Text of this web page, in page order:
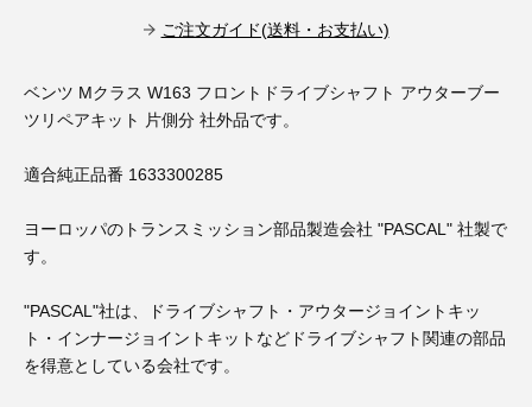
ホイールロック取り外しツール（6）
ライト関連（6）
ご注文ガイド(送料・お支払い)
ベンツ Mクラス W163 フロントドライブシャフト アウターブー
ツリペアキット 片側分 社外品です。
適合純正品番 1633300285
ヨーロッパのトランスミッション部品製造会社 "PASCAL" 社製で
す。
"PASCAL"社は、ドライブシャフト・アウタージョイントキッ
ト・インナージョイントキットなどドライブシャフト関連の部品
を得意としている会社です。